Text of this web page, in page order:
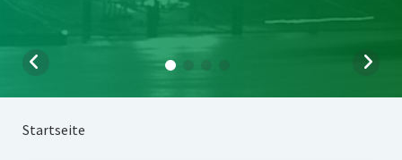
Startseite